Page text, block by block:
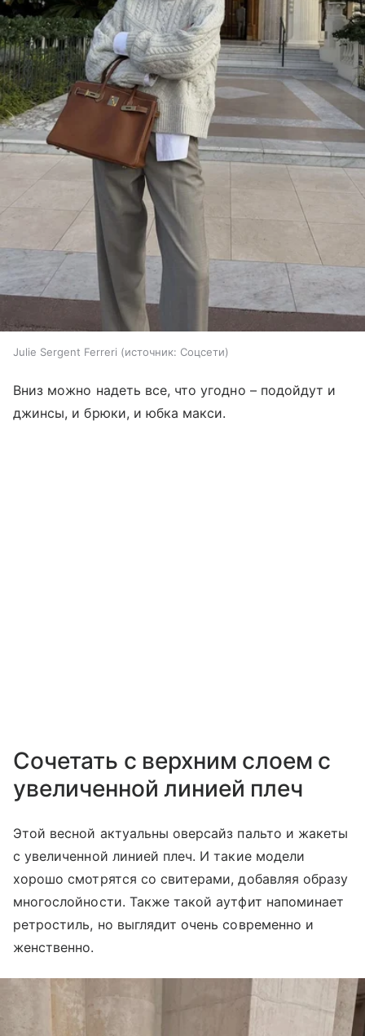
Julie Sergent Ferreri источник: Соцсети
Вниз можно надеть все, что угодно – подойдут и
джинсы, и брюки, и юбка макси.
Сочетать с верхним слоем с
увеличенной линией плеч
Этой весной актуальны оверсайз пальто и жакеты
с увеличенной линией плеч. И такие модели
хорошо смотрятся со свитерами, добавляя образу
многослойности. Также такой аутфит напоминает
ретростиль, но выглядит очень современно и
женственно.